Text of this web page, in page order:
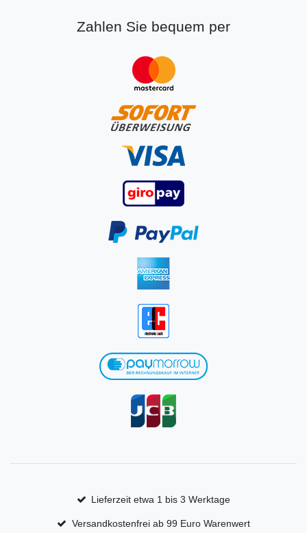
Zahlen Sie bequem per
Lieferzeit etwa 1 bis 3 Werktage
Versandkostenfrei ab 99 Euro Warenwert